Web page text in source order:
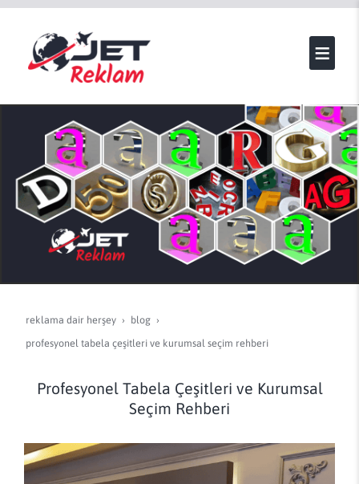
reklama dair herşey
blog
profesyonel tabela çeşitleri ve kurumsal seçim rehberi
Profesyonel Tabela Çeşitleri ve Kurumsal
Seçim Rehberi